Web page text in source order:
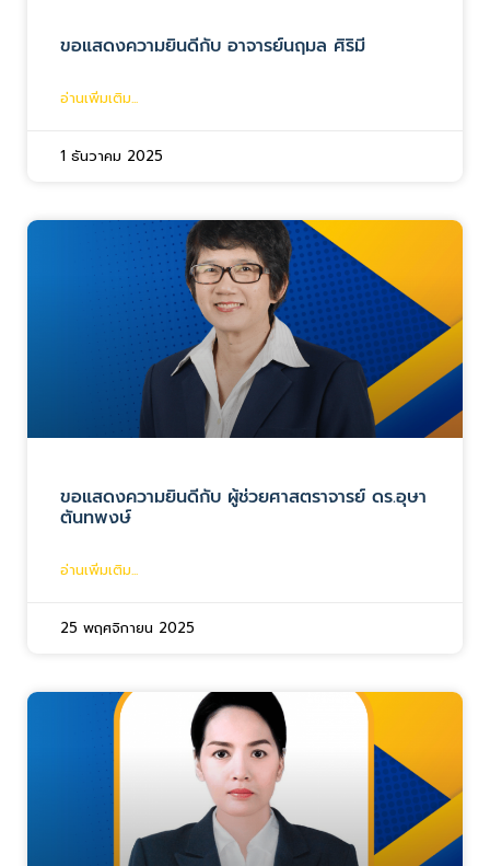
ขอแสดงความยินดีกับ อาจารย์นฤมล ศิริมี
อ่านเพิ่มเติม...
1 ธันวาคม 2025
ขอแสดงความยินดีกับ ผู้ช่วยศาสตราจารย์ ดร.อุษา
ตันทพงษ์
อ่านเพิ่มเติม...
25 พฤศจิกายน 2025